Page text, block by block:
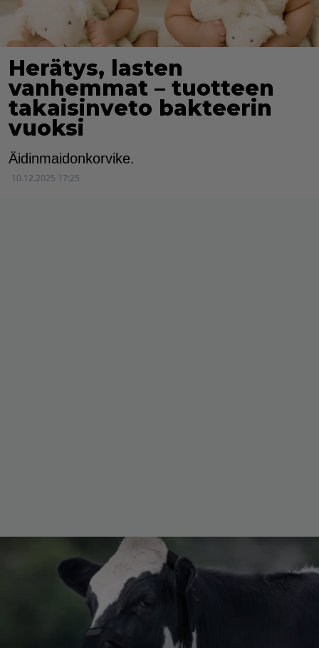
Herätys, lasten
vanhemmat – tuotteen
takaisinveto bakteerin
vuoksi
Äidinmaidonkorvike.
10.12.2025 17:25